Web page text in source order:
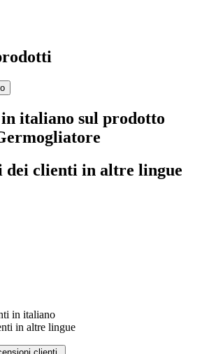
in italiano sul prodotto
dei clienti in altre lingue
in italiano
in altre lingue